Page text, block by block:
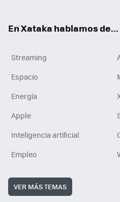
En Xataka hablamos de...
Streaming
Espacio
Energía
Apple
Inteligencia artificial
Empleo
VER MÁS TEMAS